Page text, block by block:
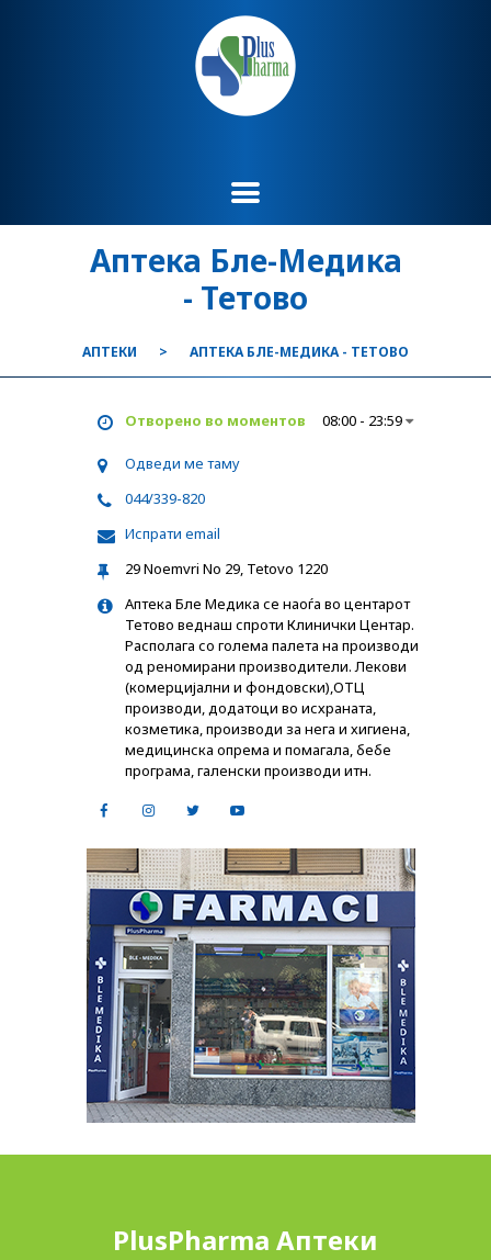
Аптека Бле-Медика
- Тетово
АПТЕКИ АПТЕКА БЛЕ-МЕДИКА - ТЕТОВО
PLUSPHARMA
АПТЕКИ
ПРЕПОРАКИ
Отворено во моментов 08:00 - 23:59
Одведи ме таму
044/339-820
Испрати email
29 Noemvri No 29, Tetovo 1220
Аптека Бле Медика се наоѓа во центарот
Тетово веднаш спроти Клинички Центар.
Располага со голема палета на производи
од реномирани производители. Лекови
(комерцијални и фондовски),ОТЦ
производи, додатоци во исхраната,
козметика, производи за нега и хигиена,
медицинска опрема и помагала, бебе
програма, галенски производи итн.
PlusPharma Аптеки